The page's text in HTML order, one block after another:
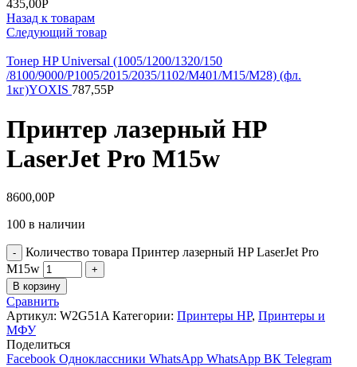
435,00Р
Назад к товарам
Следующий товар
Тонер HP Universal (1005/1200/1320/150
/8100/9000/P1005/2015/2035/1102/M401/M15/M28) (фл.
1кг)YOXIS 787,55Р
Принтер лазерный HP
LaserJet Pro M15w
8600,00Р
100 в наличии
Количество товара Принтер лазерный HP LaserJet Pro
M15w
В корзину
Сравнить
Артикул: W2G51A Категории: Принтеры HP, Принтеры и
МФУ
Поделиться
Facebook Одноклассники WhatsApp WhatsApp ВК Telegram